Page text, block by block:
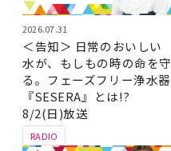
RADIO
2026.07.31
＜告知＞ 日常のおいしい
水が、もしもの時の命を守
る。フェーズフリー浄水器
『SESERA』とは!?
8/2(日)放送